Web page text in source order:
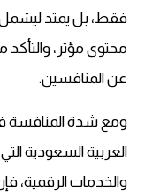
فقط، بل يمتد
محتوى مؤثر،
عن المنافسين.
ومع شدة المنافسة
العربية السعودية
والخدمات الرقمية،